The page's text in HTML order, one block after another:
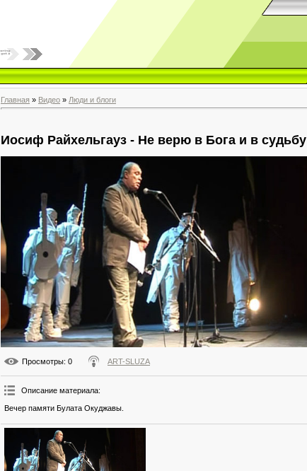
Главная » Видео » Люди и блоги
Иосиф Райхельгауз - Не верю в Бога и в судьбу
Просмотры: 0 ART-SLUZA
Описание материала:
Вечер памяти Булата Окуджавы.